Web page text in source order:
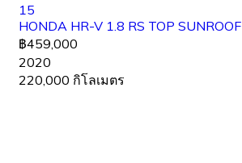
15
HONDA HR-V 1.8 RS TOP SUNROOF
฿459,000
2020
220,000 กิโลเมตร